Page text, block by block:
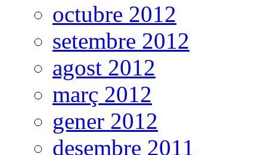
octubre 2012
setembre 2012
agost 2012
març 2012
gener 2012
desembre 2011